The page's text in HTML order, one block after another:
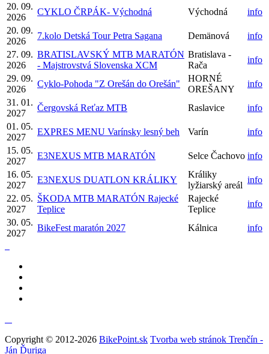
20. 09.
2026
CYKLO ČRPÁK- Východná Východná
info
20. 09.
2026
7.kolo Detská Tour Petra Sagana Demänová
info
27. 09.
2026
BRATISLAVSKÝ MTB MARATÓN
- Majstrovstvá Slovenska XCM
Bratislava -
Rača
info
29. 09.
2026
Cyklo-Pohoda "Z Orešán do Orešán"
HORNÉ
OREŠANY
info
31. 01.
2027
Čergovská Reťaz MTB Raslavice
info
01. 05.
2027
EXPRES MENU Varínsky lesný beh Varín
info
15. 05.
2027
E3NEXUS MTB MARATÓN Selce Čachovo info
16. 05.
2027
E3NEXUS DUATLON KRÁLIKY
Králiky
lyžiarský areál
info
22. 05.
2027
ŠKODA MTB MARATÓN Rajecké
Teplice
Rajecké
Teplice
info
30. 05.
2027
BikeFest maratón 2027 Kálnica info
Copyright © 2012-2026 BikePoint.sk Tvorba web stránok Trenčín -
Ján Ďuriga